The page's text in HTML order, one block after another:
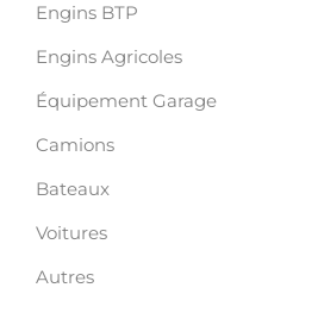
Engins BTP
Engins Agricoles
Équipement Garage
Camions
Bateaux
Voitures
Autres